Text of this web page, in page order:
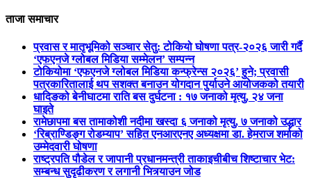
ताजा समाचार
प्रवास र मातृभूमिको सञ्चार सेतु: टोकियो घोषणा पत्र-२०२६ जारी गर्दै
‘एफएनजे ग्लोबल मिडिया सम्मेलन’ सम्पन्न
टोकियोमा ‘एफएनजे ग्लोबल मिडिया कन्फ्रेन्स २०२६’ हुने; प्रवासी
पत्रकारितालाई थप सशक्त बनाउन योगदान पुर्याउने आयोजकको तयारी
धादिङको बेनीघाटमा राति बस दुर्घटना : १७ जनाको मृत्यु, २४ जना
घाइते
रामेछापमा बस तामाकोशी नदीमा खस्दा ६ जनाको मृत्यु, ७ जनाको उद्धार
‘रिब्राण्डिङ्ग रोडम्याप’ सहित एनआरएनए अध्यक्षमा डा. हेमराज शर्माको
उम्मेदवारी घोषणा
राष्ट्रपति पौडेल र जापानी प्रधानमन्त्री ताकाइचीबीच शिष्टाचार भेट:
सम्बन्ध सुदृढीकरण र लगानी भित्र्याउन जोड